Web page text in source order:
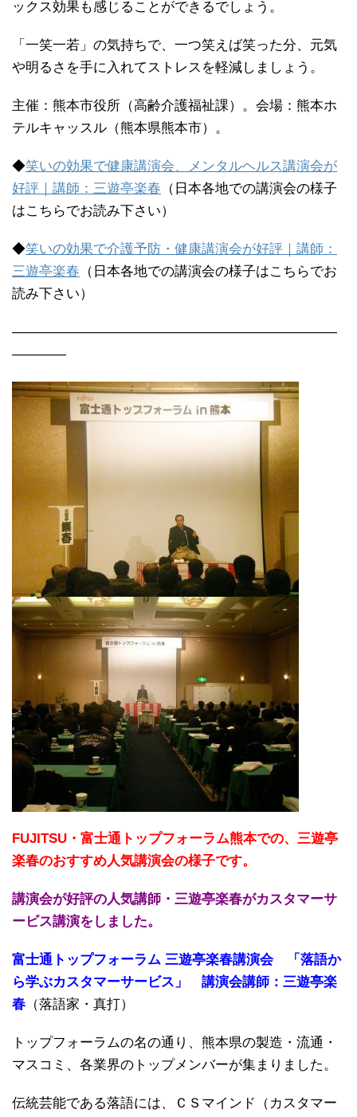
ックス効果も感じることができるでしょう。
「一笑一若」の気持ちで、一つ笑えば笑った分、元気
や明るさを手に入れてストレスを軽減しましょう。
主催：熊本市役所（高齢介護福祉課）。会場：熊本ホ
テルキャッスル（熊本県熊本市）。
◆笑いの効果で健康講演会、メンタルヘルス講演会が
好評｜講師：三遊亭楽春 （日本各地での講演会の様子
はこちらでお読み下さい）
◆笑いの効果で介護予防・健康講演会が好評｜講師：
三遊亭楽春 （日本各地での講演会の様子はこちらでお
読み下さい）
————————————————————————
————
FUJITSU・富士通トップフォーラム熊本での、三遊亭
楽春のおすすめ人気講演会の様子です。
講演会が好評の人気講師・三遊亭楽春がカスタマーサ
ービス講演をしました。
富士通トップフォーラム 三遊亭楽春講演会 「落語か
ら学ぶカスタマーサービス」 講演会講師：三遊亭楽
春 （落語家・真打）
トップフォーラムの名の通り、熊本県の製造・流通・
マスコミ、各業界のトップメンバーが集まりました。
伝統芸能である落語には、ＣＳマインド（カスタマー